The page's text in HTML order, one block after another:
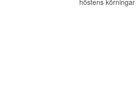
höstens körningar